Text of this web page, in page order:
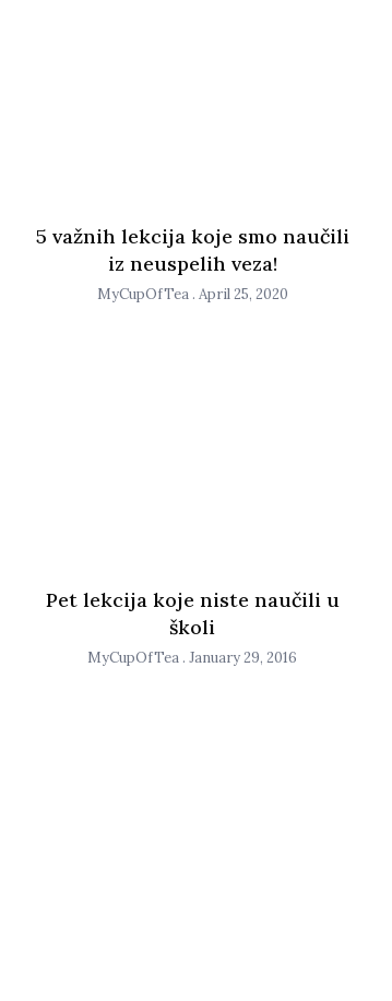
5 važnih lekcija koje smo naučili
iz neuspelih veza!
MyCupOfTea April 25, 2020
Pet lekcija koje niste naučili u
školi
MyCupOfTea January 29, 2016